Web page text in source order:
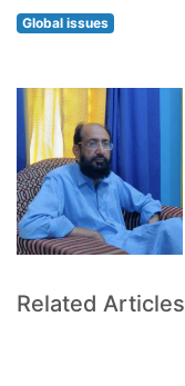
Global issues
Related Articles